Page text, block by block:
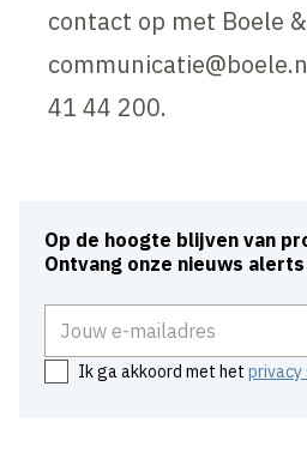
contact op met Boele
41 44 200.
Op de hoogte blijven van
Ontvang onze nieuws
Ik ga akkoord met het